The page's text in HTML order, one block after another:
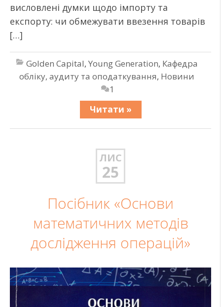
висловлені думки щодо імпорту та
експорту: чи обмежувати ввезення товарів
[…]
Golden Capital, Young Generation, Кафедра
обліку, аудиту та оподаткування, Новини
1
Читати »
ЛИС
25
Посібник «Основи
математичних методів
дослідження операцій»